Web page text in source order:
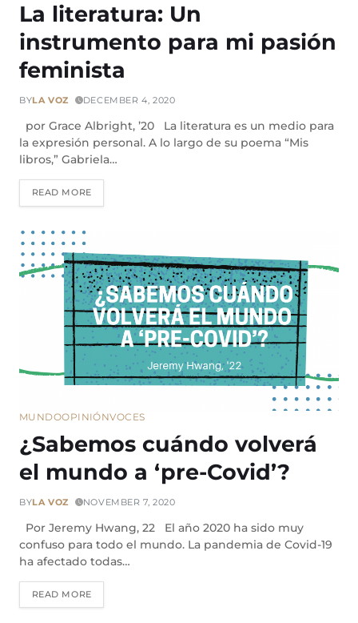
La literatura: Un
instrumento para mi pasión
feminista
BYLA VOZ DECEMBER 4, 2020
por Grace Albright, ’20 La literatura es un medio para
la expresión personal. A lo largo de su poema “Mis
libros,” Gabriela…
READ MORE
MUNDOOPINIÓNVOCES
¿Sabemos cuándo volverá
el mundo a ‘pre-Covid’?
BYLA VOZ NOVEMBER 7, 2020
Por Jeremy Hwang, 22 El año 2020 ha sido muy
confuso para todo el mundo. La pandemia de Covid-19
ha afectado todas…
READ MORE